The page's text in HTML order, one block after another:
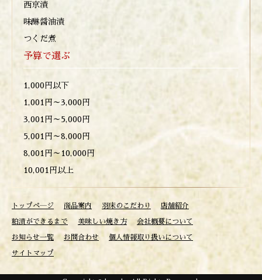
西京漬
味醂醤油漬
つくだ煮
予算で選ぶ
1,000円以下
1,001円～3,000円
3,001円～5,000円
5,001円～8,000円
8,001円～10,000円
10,001円以上
トップペ―ジ 商品案内 羽床のこだわり 店舗紹介
粕漬ができるまで 美味しい焼き方 会社概要について
お知らせ一覧 お問合わせ 個人情報取り扱いについて
サイトマップ